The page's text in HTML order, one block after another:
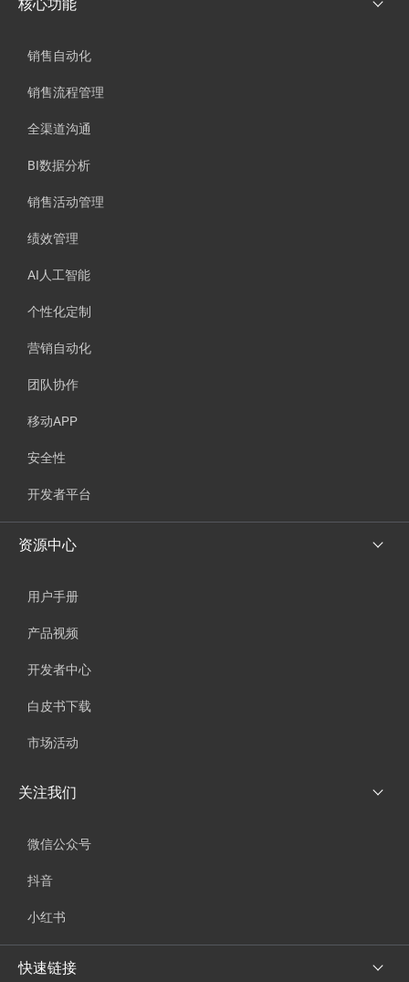
核心功能
销售自动化
销售流程管理
全渠道沟通
BI数据分析
销售活动管理
绩效管理
AI人工智能
个性化定制
营销自动化
团队协作
移动APP
安全性
开发者平台
资源中心
用户手册
产品视频
开发者中心
白皮书下载
市场活动
关注我们
微信公众号
抖音
小红书
快速链接